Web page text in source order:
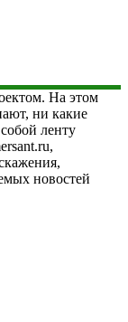
На этом
ни какие
ленту
новостей